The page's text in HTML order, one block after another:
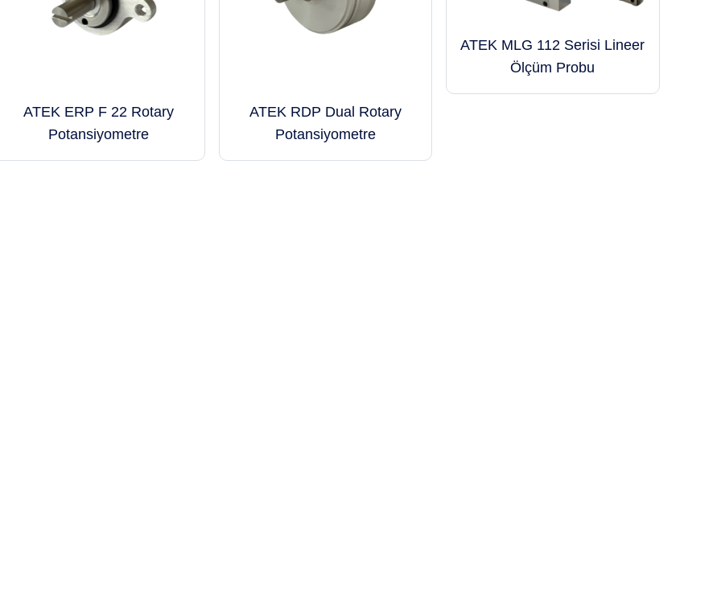
ATEK ERP F 22 Rotary
Potansiyometre
ATEK RDP Dual Rotary
Potansiyometre
ATEK MLG 112 Serisi Lineer
Ölçüm Probu